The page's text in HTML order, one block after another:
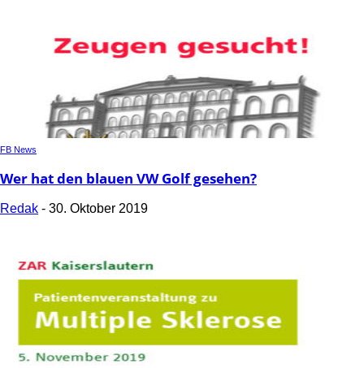
FB News
Wer hat den blauen VW Golf gesehen?
Redak - 30. Oktober 2019